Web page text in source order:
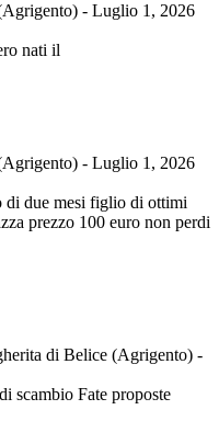
- Luglio 1, 2026
nati il
- Luglio 1, 2026
di due mesi figlio di ottimi
prezzo 100 euro non perdi
di Belice (Agrigento) -
scambio Fate proposte